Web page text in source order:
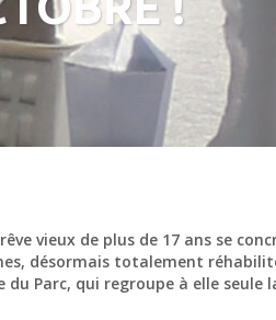
vieux de plus de 17 ans se
désormais totalement
Parc, qui regroupe à elle seule